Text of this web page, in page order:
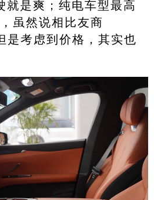
就是爽；纯电车型最高
虽然说相比友商
是考虑到价格，其实也